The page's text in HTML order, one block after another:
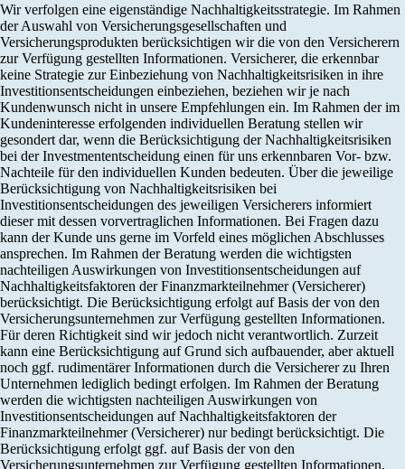
Wir verfolgen eine eigenständige Nachhaltigkeitsstrategie. Im Rahmen
der Auswahl von Versicherungsgesellschaften und
Versicherungsprodukten berücksichtigen wir die von den Versicherern
zur Verfügung gestellten Informationen. Versicherer, die erkennbar
keine Strategie zur Einbeziehung von Nachhaltigkeitsrisiken in ihre
Investitionsentscheidungen einbeziehen, beziehen wir je nach
Kundenwunsch nicht in unsere Empfehlungen ein. Im Rahmen der im
Kundeninteresse erfolgenden individuellen Beratung stellen wir
gesondert dar, wenn die Berücksichtigung der Nachhaltigkeitsrisiken
bei der Investmententscheidung einen für uns erkennbaren Vor- bzw.
Nachteile für den individuellen Kunden bedeuten. Über die jeweilige
Berücksichtigung von Nachhaltigkeitsrisiken bei
Investitionsentscheidungen des jeweiligen Versicherers informiert
dieser mit dessen vorvertraglichen Informationen. Bei Fragen dazu
kann der Kunde uns gerne im Vorfeld eines möglichen Abschlusses
ansprechen. Im Rahmen der Beratung werden die wichtigsten
nachteiligen Auswirkungen von Investitionsentscheidungen auf
Nachhaltigkeitsfaktoren der Finanzmarkteilnehmer (Versicherer)
berücksichtigt. Die Berücksichtigung erfolgt auf Basis der von den
Versicherungsunternehmen zur Verfügung gestellten Informationen.
Für deren Richtigkeit sind wir jedoch nicht verantwortlich. Zurzeit
kann eine Berücksichtigung auf Grund sich aufbauender, aber aktuell
noch ggf. rudimentärer Informationen durch die Versicherer zu Ihren
Unternehmen lediglich bedingt erfolgen. Im Rahmen der Beratung
werden die wichtigsten nachteiligen Auswirkungen von
Investitionsentscheidungen auf Nachhaltigkeitsfaktoren der
Finanzmarkteilnehmer (Versicherer) nur bedingt berücksichtigt. Die
Berücksichtigung erfolgt ggf. auf Basis der von den
Versicherungsunternehmen zur Verfügung gestellten Informationen.